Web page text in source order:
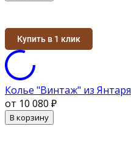
Купить в 1 клик
Колье "Винтаж" из Янтаря
от 10 080 ₽
В корзину